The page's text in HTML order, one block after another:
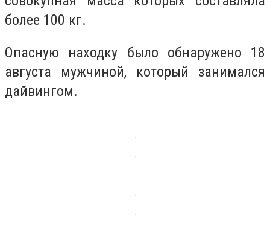
более 100 кг.
Опасную находку было обнаружено 18
августа мужчиной, который занимался
дайвингом.